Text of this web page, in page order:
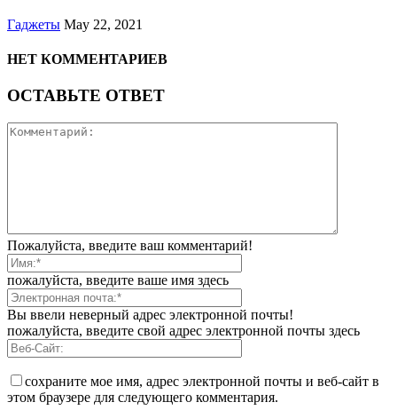
Гаджеты May 22, 2021
НЕТ КОММЕНТАРИЕВ
ОСТАВЬТЕ ОТВЕТ
Пожалуйста, введите ваш комментарий!
пожалуйста, введите ваше имя здесь
Вы ввели неверный адрес электронной почты!
пожалуйста, введите свой адрес электронной почты здесь
сохраните мое имя, адрес электронной почты и веб-сайт в
этом браузере для следующего комментария.